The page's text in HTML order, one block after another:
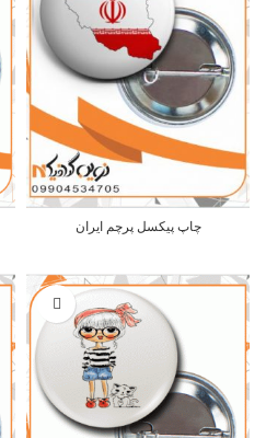
چاپ پیکسل پرچم ایران